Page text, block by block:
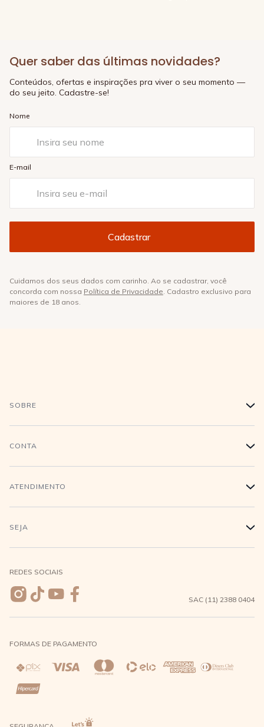
Quer saber das últimas novidades?
Conteúdos, ofertas e inspirações pra viver o seu momento —
do seu jeito. Cadastre-se!
Nome
E-mail
Cuidamos dos seus dados com carinho. Ao se cadastrar, você
concorda com nossa Política de Privacidade. Cadastro exclusivo para
maiores de 18 anos.
SOBRE +
História
Conecte-se
CONTA +
Login
Meus pedidos
Wishlist
ATENDIMENTO +
Compra Segura
Entrega e Frete
Trocas e Devoluções
Direito de Arrependimento
Política de Privacidade
SEJA +
REDES SOCIAIS
SAC (11) 2388 0404
FORMAS DE PAGAMENTO